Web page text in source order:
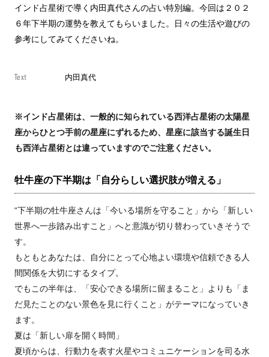
インド占星術で導く内田真代さんの占い特別編。今回は２０２
６年下半期の運勢を教えてもらいました。日々の生活や遊びの
参考にしてみてくださいね。
Text 内田真代
※インド占星術は、一般的に知られている西洋占星術の太陽星
座からひとつ手前の星座にずれるため、星座に該当する誕生日
も西洋占星術とは違っていますのでご注意ください。
牡牛座の下半期は「自分らしい選択肢が増える」
“下半期の牡牛座さんは「今いる場所を守ること」から「新しい
世界へ一歩踏み出すこと」へと意識が切り替わっていきそうで
す。
もともとあなたは、自分にとって心地よい環境や信頼できる人
間関係を大切にするタイプ。
でもこの半年は、「安心できる場所に留まること」よりも「ま
だ見たことのない景色を見に行くこと」がテーマになっていき
ます。
夏は「新しい扉を開く時間」
夏頃からは、行動力を表す火星やコミュニケーションを司る水